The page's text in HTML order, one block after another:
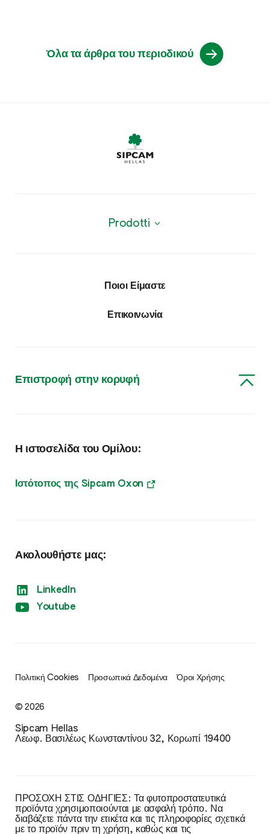
Όλα τα άρθρα του περιοδικού
Prodotti
Φυτοπροστατευτικά προϊόντα
Εντομοκτόνα – Ακαρεοκτόνα
Θρέψη
Θρέψη & Βιοδιεγέρτες
Ποιοι Είμαστε
Επικοινωνία
Επιστροφή στην κορυφή
Η ιστοσελίδα του Ομίλου:
Ιστότοπος της Sipcam Oxon
Ακολουθήστε μας:
LinkedIn
Youtube
© 2026
Sipcam Hellas
Λεωφ. Βασιλέως Κωνσταντίνου 32, Κορωπί 19400
Πολιτική Cookies Προσωπικά Δεδομένα Όροι Χρήσης
ΠΡΟΣΟΧΗ ΣΤΙΣ ΟΔΗΓΙΕΣ: Τα φυτοπροστατευτικά
προϊόντα χρησιμοποιούνται με ασφαλή τρόπο. Να
διαβάζετε πάντα την ετικέτα και τις πληροφορίες σχετικά
με το προϊόν πριν τη χρήση, καθώς και τις